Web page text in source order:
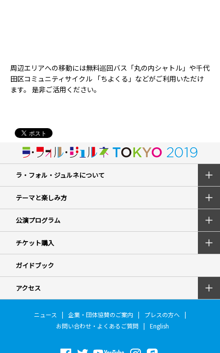
周辺エリアへの移動には無料巡回バス「丸の内シャトル」や千代
田区コミュニティサイクル 「ちよくる」などがご利用いただけ
ます。 是非ご活用ください。
ラ・フォル・ジュルネについて
テーマと楽しみ方
公演プログラム
チケット購入
ガイドブック
アクセス
ニュース 企業・団体協賛のご案内
プレスの方へ
お問い合わせ・よくあるご質問
English